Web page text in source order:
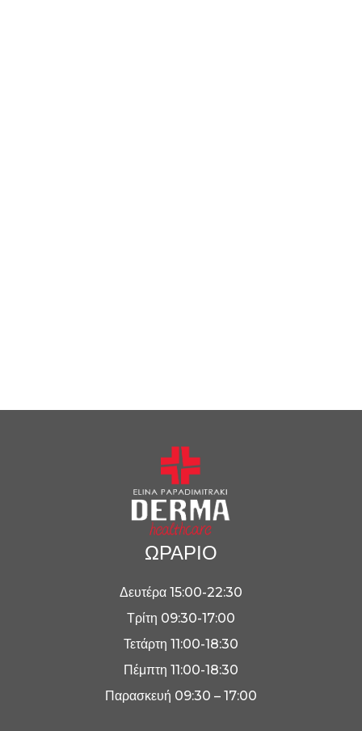
ΩΡΑΡΙΟ
Δευτέρα 15:00-22:30
Τρίτη 09:30-17:00
Τετάρτη 11:00-18:30
Πέμπτη 11:00-18:30
Παρασκευή 09:30 – 17:00